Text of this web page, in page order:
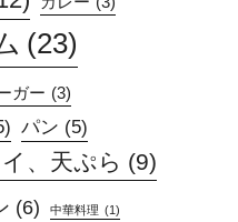
(23)
ガー (3)
パン (5)
、天ぷら (9)
(6) 中華料理 (1)